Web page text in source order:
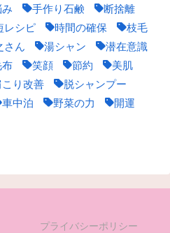
手作り石鹸
断捨離
レシピ 時間の確保
枝毛
さん 湯シャン
潜在意識
布 笑顔 節約
美肌
こり改善
脱シャンプー
車中泊 野菜の力
開運
プライバシーポリシー